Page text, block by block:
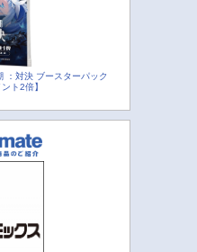
：対決 ブースターパック
ト2倍】